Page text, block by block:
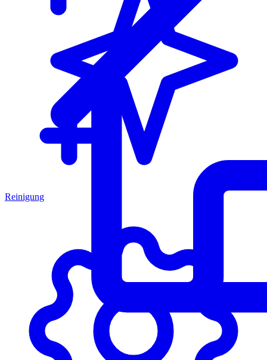
Reinigung